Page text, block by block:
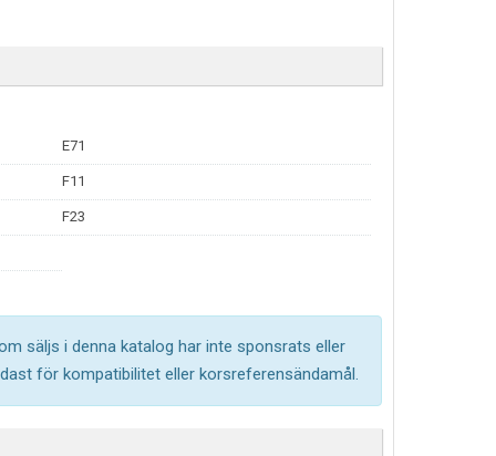
E71
F11
F23
säljs i denna katalog har inte sponsrats eller
för kompatibilitet eller korsreferensändamål.